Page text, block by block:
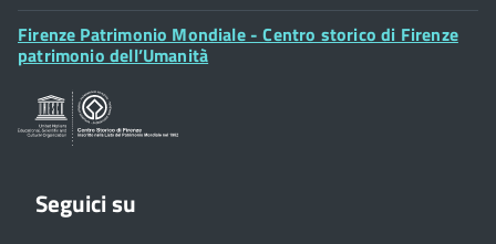
Posta Elettronica Certificata
Footer
Widget
Firenze Patrimonio Mondiale - Centro storico di Firenze
patrimonio dell’Umanità
Seguici su